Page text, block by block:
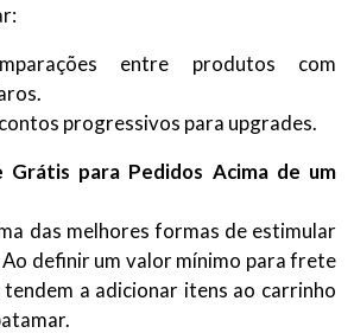
entre produtos com
progressivos para upgrades.
para Pedidos Acima de um
das melhores formas de estimular
definir um valor mínimo para frete
a adicionar itens ao carrinho